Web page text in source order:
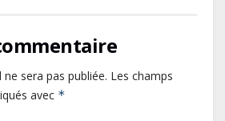
sera pas publiée. Les champs
avec *